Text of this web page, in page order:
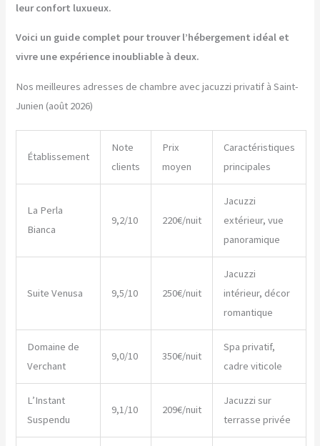
leur confort luxueux.
Voici un guide complet pour trouver l’hébergement idéal et
vivre une expérience inoubliable à deux.
Nos meilleures adresses de chambre avec jacuzzi privatif à Saint-
Junien (août 2026)
Établissement
Note
clients
Prix
moyen
Caractéristiques
principales
La Perla
Bianca
9,2/10 220€/nuit
Jacuzzi
extérieur, vue
panoramique
Suite Venusa 9,5/10 250€/nuit
Jacuzzi
intérieur, décor
romantique
Domaine de
Verchant
9,0/10 350€/nuit
Spa privatif,
cadre viticole
L’Instant
Suspendu
9,1/10 209€/nuit
Jacuzzi sur
terrasse privée